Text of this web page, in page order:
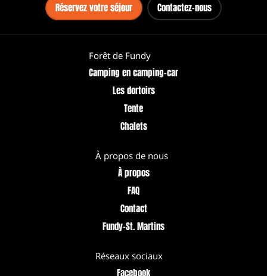
Réseaux sociaux
Facebook
Forêt de Fundy
Camping en camping-car
Les dortoirs
Tente
Chalets
À propos de nous
À propos
FAQ
Contact
Fundy–St. Martins
Réservez votre séjour Contactez-nous